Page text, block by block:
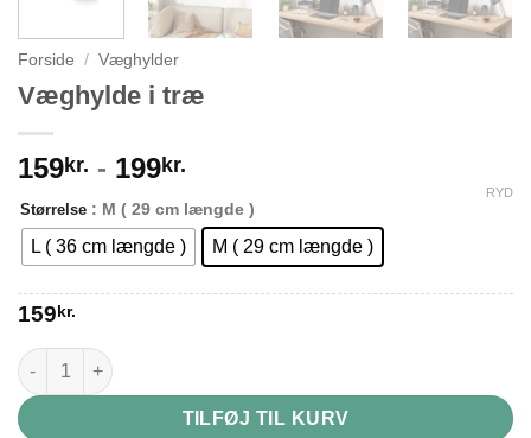
Forside / Væghylder
Væghylde i træ
159kr. - 199kr.
Størrelse : M ( 29 cm længde )
L ( 36 cm længde ) M ( 29 cm længde )
RYD
159kr.
Væghylde i træ antal
TILFØJ TIL KURV